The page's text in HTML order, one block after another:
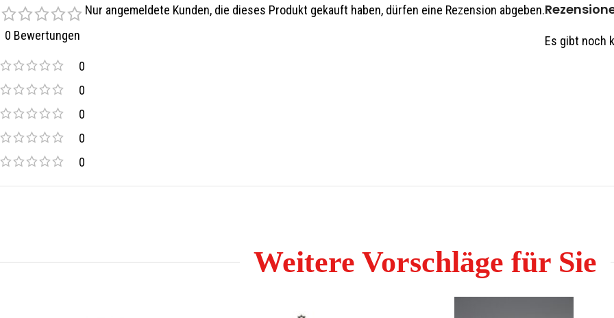
Produziert bei der Firma Hubrig in Zschorlau.
Weitere Artikel der Firma Hubrig finden Sie in unseren Online Sortiment oder auf Anfrage.
0 Bewertungen
0
0
0
0
0
Es gibt noch
Nur angemeldete Kunden, die dieses Produkt gekauft haben, dürfen eine Rezension abgeben.
Weitere Vorschläge für Sie